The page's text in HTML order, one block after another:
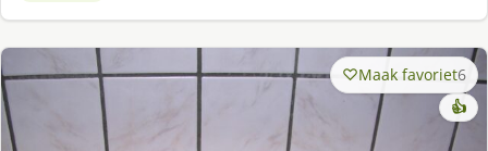
Maak favoriet6
👍